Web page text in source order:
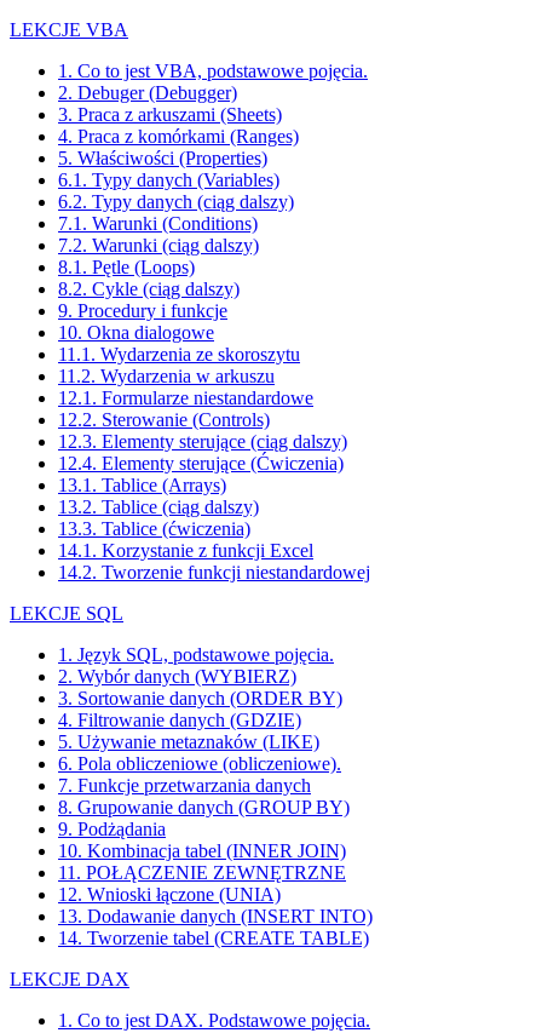
LEKCJE VBA
1. Co to jest VBA, podstawowe pojęcia.
2. Debuger (Debugger)
3. Praca z arkuszami (Sheets)
4. Praca z komórkami (Ranges)
5. Właściwości (Properties)
6.1. Typy danych (Variables)
6.2. Typy danych (ciąg dalszy)
7.1. Warunki (Conditions)
7.2. Warunki (ciąg dalszy)
8.1. Pętle (Loops)
8.2. Cykle (ciąg dalszy)
9. Procedury i funkcje
10. Okna dialogowe
11.1. Wydarzenia ze skoroszytu
11.2. Wydarzenia w arkuszu
12.1. Formularze niestandardowe
12.2. Sterowanie (Controls)
12.3. Elementy sterujące (ciąg dalszy)
12.4. Elementy sterujące (Ćwiczenia)
13.1. Tablice (Arrays)
13.2. Tablice (ciąg dalszy)
13.3. Tablice (ćwiczenia)
14.1. Korzystanie z funkcji Excel
14.2. Tworzenie funkcji niestandardowej
LEKCJE SQL
1. Język SQL, podstawowe pojęcia.
2. Wybór danych (WYBIERZ)
3. Sortowanie danych (ORDER BY)
4. Filtrowanie danych (GDZIE)
5. Używanie metaznaków (LIKE)
6. Pola obliczeniowe (obliczeniowe).
7. Funkcje przetwarzania danych
8. Grupowanie danych (GROUP BY)
9. Podżądania
10. Kombinacja tabel (INNER JOIN)
11. POŁĄCZENIE ZEWNĘTRZNE
12. Wnioski łączone (UNIA)
13. Dodawanie danych (INSERT INTO)
14. Tworzenie tabel (CREATE TABLE)
LEKCJE DAX
1. Co to jest DAX. Podstawowe pojęcia.